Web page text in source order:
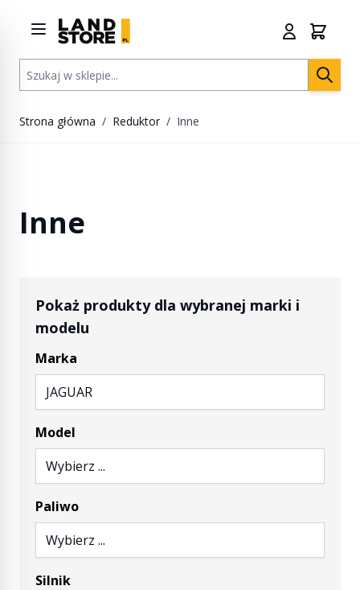
Szukaj w sklepie...
Strona główna / Reduktor / Inne
Inne
Pokaż produkty dla wybranej marki i
modelu
Marka
JAGUAR
Model
Wybierz ...
Paliwo
Wybierz ...
Silnik